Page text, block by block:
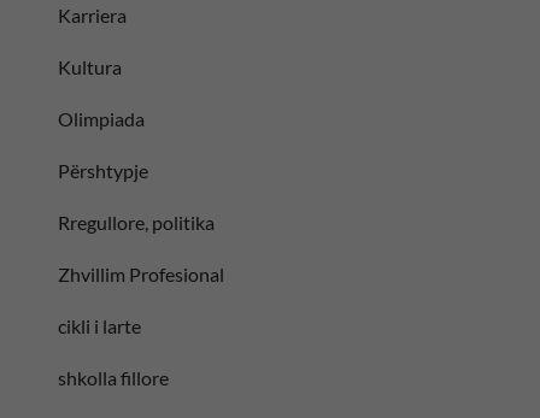
Karriera
Kultura
Olimpiada
Përshtypje
Rregullore, politika
Zhvillim Profesional
cikli i larte
shkolla fillore